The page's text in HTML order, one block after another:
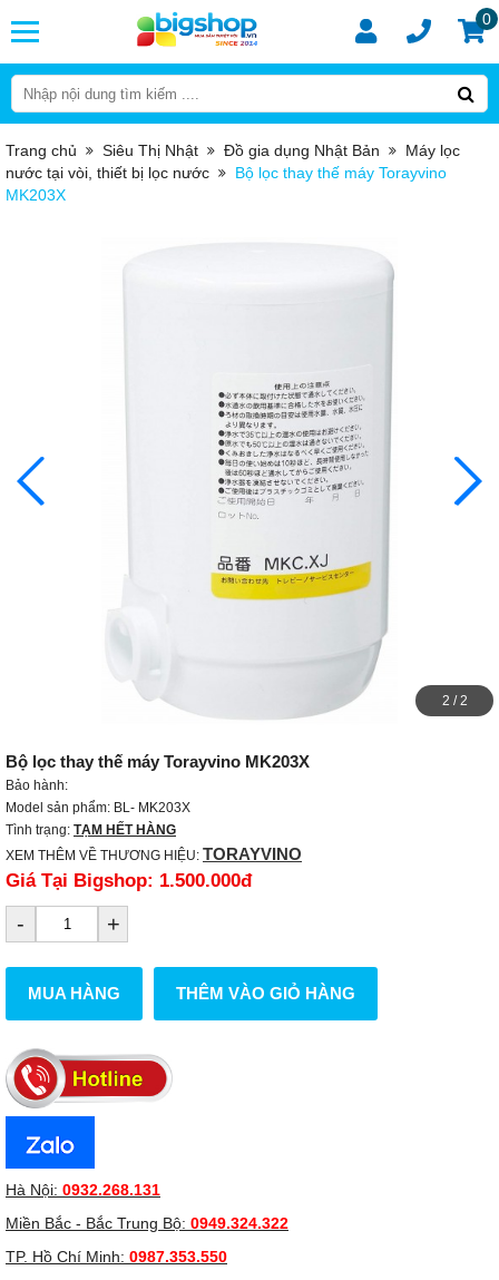
0
Trang chủ Siêu Thị Nhật Đồ gia dụng Nhật Bản
Máy lọc
nước tại vòi, thiết bị lọc nước
Bộ lọc thay thế máy Torayvino
MK203X
2 /2
Bộ lọc thay thế máy Torayvino MK203X
Bảo hành:
Model sản phẩm: BL- MK203X
Tình trạng: TẠM HẾT HÀNG
XEM THÊM VỀ THƯƠNG HIỆU: TORAYVINO
Giá Tại Bigshop: 1.500.000đ
- +
MUA HÀNG THÊM VÀO GIỎ HÀNG
Hà Nội: 0932.268.131
Miền Bắc - Bắc Trung Bộ: 0949.324.322
TP. Hồ Chí Minh: 0987.353.550